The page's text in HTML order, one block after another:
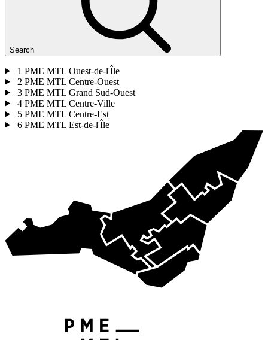
Search
1 PME MTL Ouest-de-l'Île
2 PME MTL Centre-Ouest
3 PME MTL Grand Sud-Ouest
4 PME MTL Centre-Ville
5 PME MTL Centre-Est
6 PME MTL Est-de-l'Île